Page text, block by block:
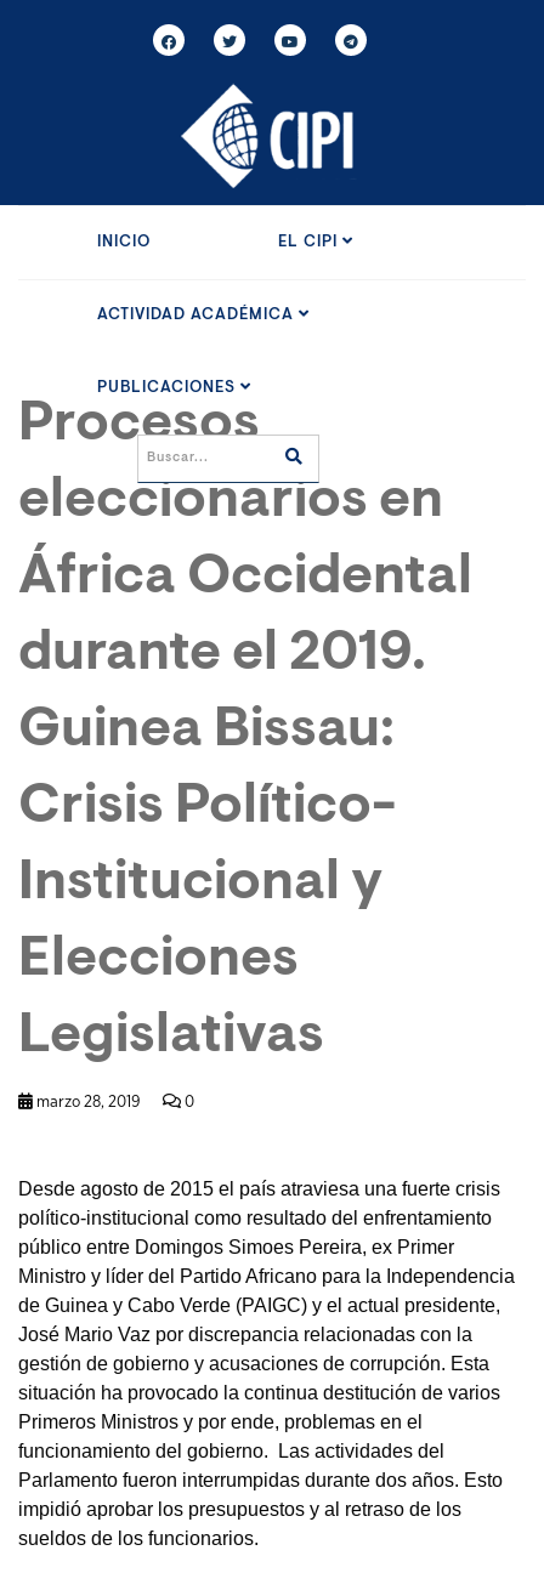
INICIO EL CIPI
ACTIVIDAD ACADÉMICA
PUBLICACIONES
Procesos
eleccionarios en
África Occidental
durante el 2019.
Guinea Bissau:
Crisis Político-
Institucional y
Elecciones
Legislativas
marzo 28, 2019 0
Desde agosto de 2015 el país atraviesa una fuerte crisis
político-institucional como resultado del enfrentamiento
público entre Domingos Simoes Pereira, ex Primer
Ministro y líder del Partido Africano para la Independencia
de Guinea y Cabo Verde (PAIGC) y el actual presidente,
José Mario Vaz por discrepancia relacionadas con la
gestión de gobierno y acusaciones de corrupción. Esta
situación ha provocado la continua destitución de varios
Primeros Ministros y por ende, problemas en el
funcionamiento del gobierno. Las actividades del
Parlamento fueron interrumpidas durante dos años. Esto
impidió aprobar los presupuestos y al retraso de los
sueldos de los funcionarios.